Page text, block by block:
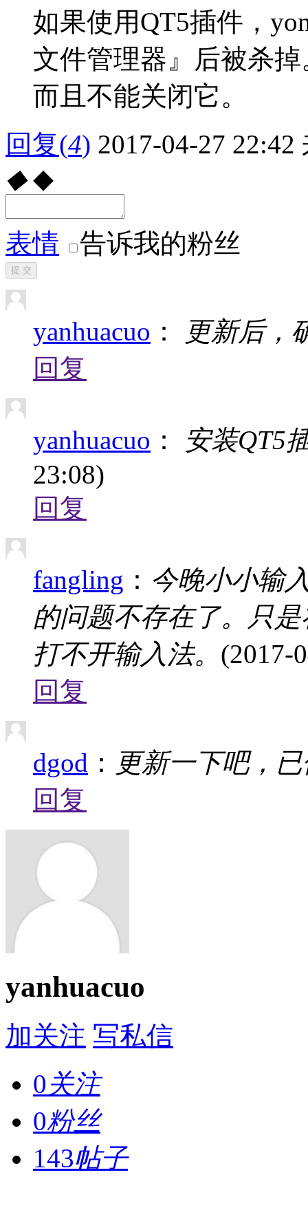
如果使用QT5插件，
文件管理器』后被杀
而且不能关闭它。
回复(4) 2017-04-27 22:42
◆ ◆
表情 告诉我的粉丝
提 交
yanhuacuo ：
更新后，
回复
yanhuacuo ：
安装QT5
23:08)
回复
fangling ： 今晚小小输
的问题不存在了。只
打不开输入法。 (2017-
回复
dgod ： 更新一下吧，
回复
yanhuacuo
加关注 写私信
0关注
0粉丝
143帖子